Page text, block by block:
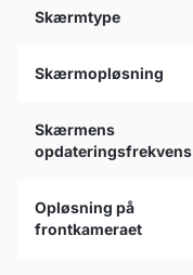
Skærmtype
Skærmopløsning
Skærmens
opdateringsfrekvens
Opløsning på
frontkameraet